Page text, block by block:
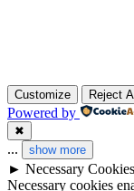
Customize Reject All
Powered by
✖
... show more
► Necessary Cookies
Necessary cookies